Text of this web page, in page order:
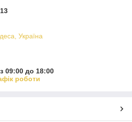
Україна
09:00 до 18:00
роботи